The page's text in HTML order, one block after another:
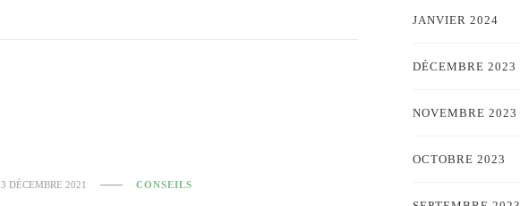
3 DÉCEMBRE 2021 CONSEILS
JANVIER 2024
DÉCEMBRE 2023
NOVEMBRE 2023
OCTOBRE 2023